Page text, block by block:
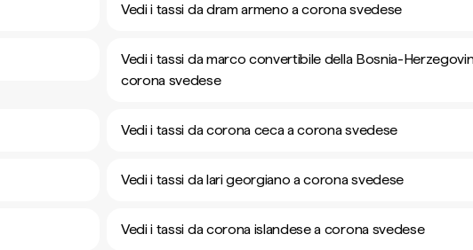
Vedi i tassi da dram armeno a corona svedese
Vedi i tassi da marco convertibile della Bosnia-
corona svedese
Vedi i tassi da corona ceca a corona svedese
Vedi i tassi da lari georgiano a corona svedese
Vedi i tassi da corona islandese a corona svedese